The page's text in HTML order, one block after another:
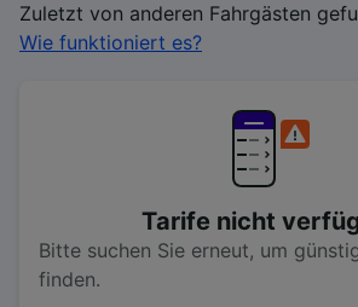
Zuletzt von anderen Fahrgästen
Wie funktioniert es?
Tarife nicht
Bitte suchen Sie erneut, um
finden.